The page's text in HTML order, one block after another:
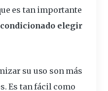
es tan importante
elegir
su uso son más
Es tan fácil como